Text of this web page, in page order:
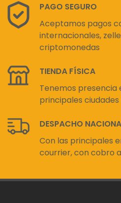
PAGO SEGURO
Aceptamos pagos
internacionales,
criptomonedas
TIENDA FÍSICA
Tenemos presencia
principales
DESPACHO
Con las principales
courrier, con cobro